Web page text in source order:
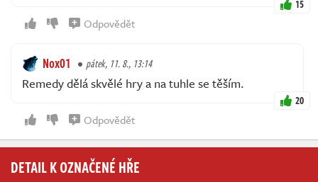
15
Odpovědět
Nox01 pátek, 11. 8., 13:14
Remedy dělá skvělé hry a na tuhle se těším.
20
Odpovědět
DETAIL K OZNAČENÉ HŘE